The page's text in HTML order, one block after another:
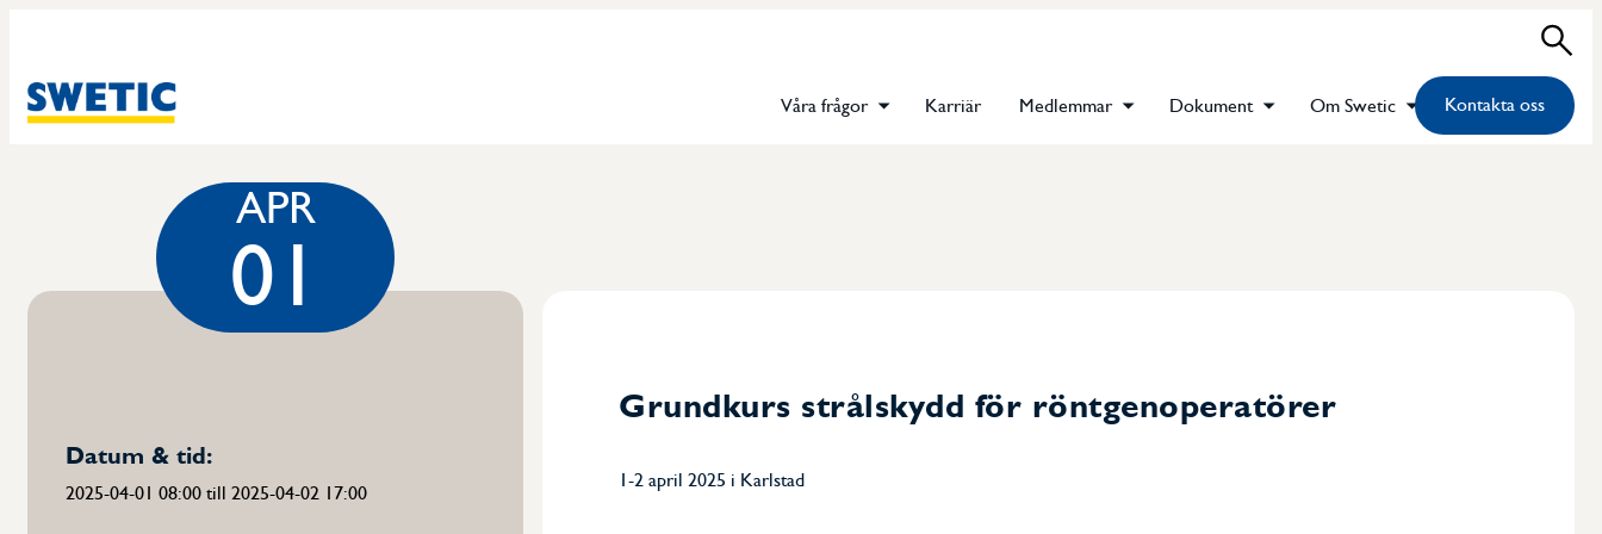
Sök
Våra frågor Karriär Medlemmar Dokument Om Swetic Kontakta oss
Datum & tid:
2025-04-01 08:00 till 2025-04-02 17:00
Grundkurs strålskydd för röntgenoperatörer
1-2 april 2025 i Karlstad
APR
01